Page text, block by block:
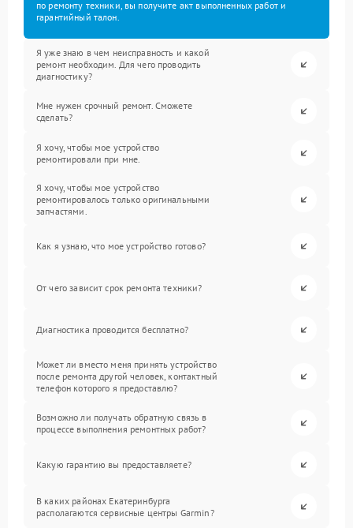
по ремонту техники, вы получите акт выполненных работ и
гарантийный талон.
Я уже знаю в чем неисправность и какой
ремонт необходим. Для чего проводить
диагностику?
Мне нужен срочный ремонт. Сможете
сделать?
Я хочу, чтобы мое устройство
ремонтировали при мне.
Я хочу, чтобы мое устройство
ремонтировалось только оригинальными
запчастями.
Как я узнаю, что мое устройство готово?
От чего зависит срок ремонта техники?
Диагностика проводится бесплатно?
Может ли вместо меня принять устройство
после ремонта другой человек, контактный
телефон которого я предоставлю?
Возможно ли получать обратную связь в
процессе выполнения ремонтных работ?
Какую гарантию вы предоставляете?
В каких районах Екатеринбурга
располагаются сервисные центры Garmin?